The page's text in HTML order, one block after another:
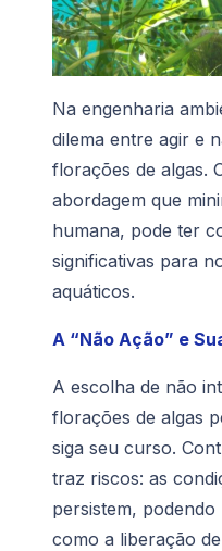
Na engenharia
dilema entre agir e
florações de algas.
abordagem que
humana, pode ter
significativas para
aquáticos.
A “Não Ação” e
A escolha de não
florações de algas
siga seu curso.
traz riscos: as
persistem,
como a liberação